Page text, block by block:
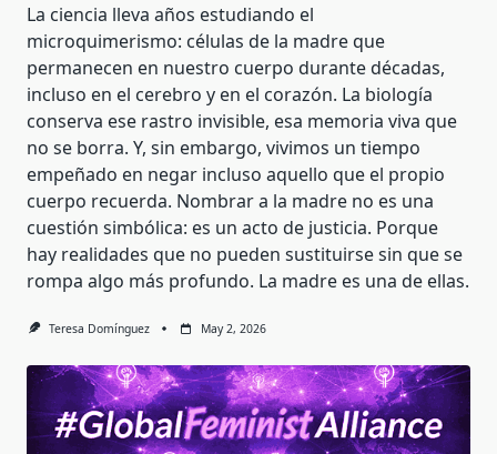
La ciencia lleva años estudiando el
microquimerismo: células de la madre que
permanecen en nuestro cuerpo durante décadas,
incluso en el cerebro y en el corazón. La biología
conserva ese rastro invisible, esa memoria viva que
no se borra. Y, sin embargo, vivimos un tiempo
empeñado en negar incluso aquello que el propio
cuerpo recuerda. Nombrar a la madre no es una
cuestión simbólica: es un acto de justicia. Porque
hay realidades que no pueden sustituirse sin que se
rompa algo más profundo. La madre es una de ellas.
Teresa Domínguez May 2, 2026